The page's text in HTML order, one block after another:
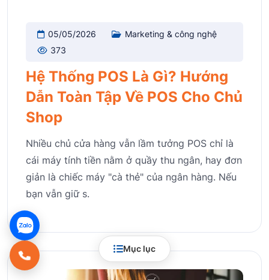
Mục lục
05/05/2026
Marketing & công nghệ
373
Hệ Thống POS Là Gì? Hướng
Dẫn Toàn Tập Về POS Cho Chủ
Shop
Nhiều chủ cửa hàng vẫn lầm tưởng POS chỉ là
cái máy tính tiền nằm ở quầy thu ngân, hay đơn
giản là chiếc máy "cà thẻ" của ngân hàng. Nếu
bạn vẫn giữ s.